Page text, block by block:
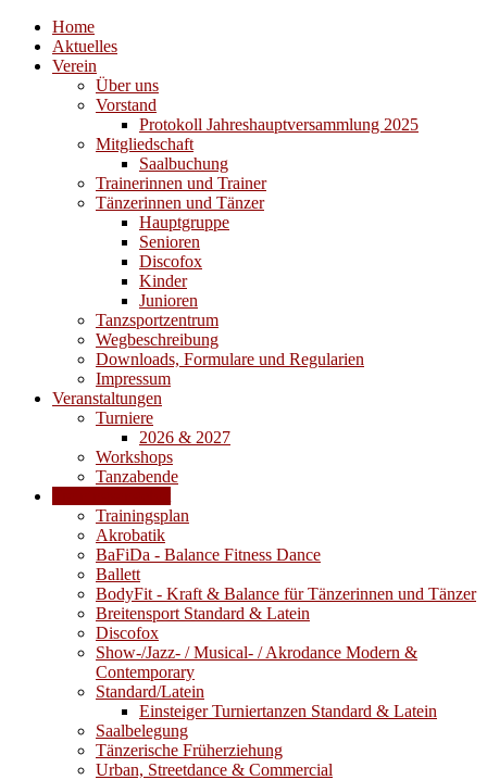
Home
Aktuelles
Verein
Über uns
Vorstand
Protokoll Jahreshauptversammlung 2025
Mitgliedschaft
Saalbuchung
Trainerinnen und Trainer
Tänzerinnen und Tänzer
Hauptgruppe
Senioren
Discofox
Kinder
Junioren
Tanzsportzentrum
Wegbeschreibung
Downloads, Formulare und Regularien
Impressum
Veranstaltungen
Turniere
2026 & 2027
Workshops
Tanzabende
Trainingsplan
Akrobatik
BaFiDa - Balance Fitness Dance
Ballett
BodyFit - Kraft & Balance für Tänzerinnen und Tänzer
Breitensport Standard & Latein
Discofox
Show-/Jazz- / Musical- / Akrodance Modern &
Contemporary
Standard/Latein
Einsteiger Turniertanzen Standard & Latein
Saalbelegung
Tänzerische Früherziehung
Urban, Streetdance & Commercial